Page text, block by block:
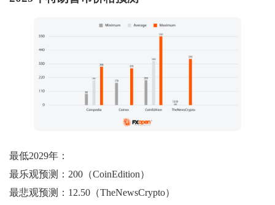
最低2029年：
最乐观预测：200（CoinEdition）
最悲观预测：12.50（TheNewsCrypto）